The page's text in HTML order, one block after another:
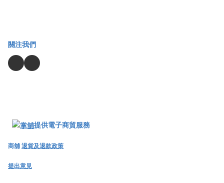
關注我們
提供電子商貿服務
商舖退貨及退款政策
提出意見